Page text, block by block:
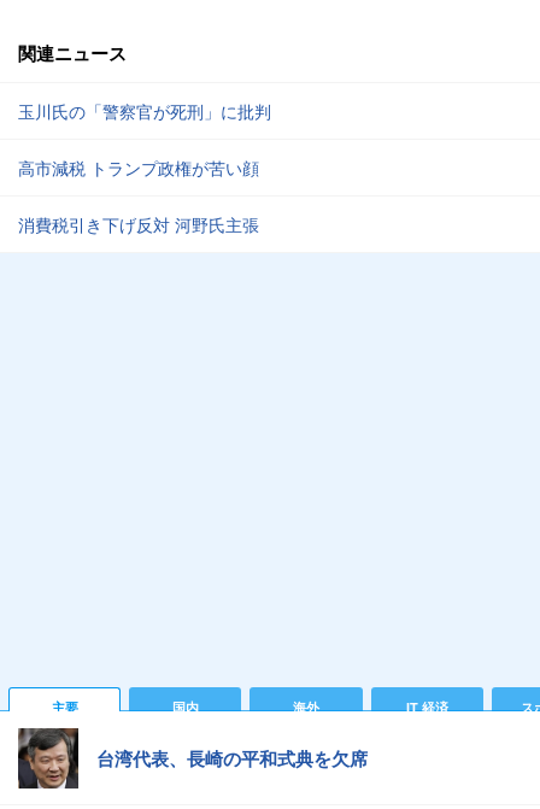
関連ニュース
玉川氏の「警察官が死刑」に批判
高市減税 トランプ政権が苦い顔
消費税引き下げ反対 河野氏主張
主要 国内 海外 IT 経済 ス
台湾代表、長崎の平和式典を欠席